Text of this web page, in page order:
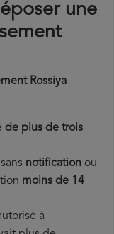
une
Rossiya
de plus de trois
notification ou
moins de 14
à